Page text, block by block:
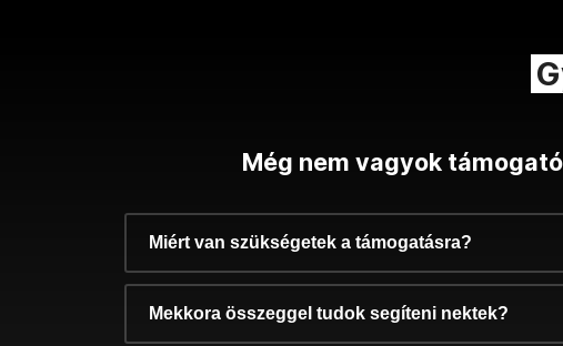
Még nem vagyok támogató
Miért van szükségetek a támogatásra?
Mekkora összeggel tudok segíteni nektek?